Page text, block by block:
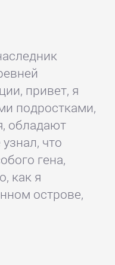
привет, я
подростками,
обладают
что
гена,
как я
острове,